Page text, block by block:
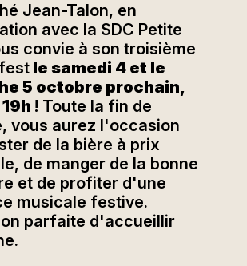
Jean-Talon, en
avec la SDC Petite
convie à son troisième
le samedi 4 et le
5 octobre prochain,
19h ! Toute la fin de
vous aurez l'occasion
de la bière à prix
de manger de la bonne
et de profiter d'une
musicale festive.
parfaite d'accueillir